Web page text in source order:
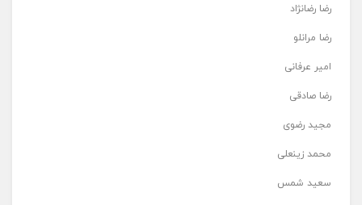
رضا رضانژاد
رضا مرانلو
امیر عرفانی
رضا صادقی
مجید رضوی
محمد زینعلی
سعید شمس